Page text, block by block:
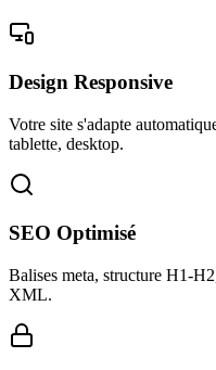
Design Responsive
Votre site s'adapte
tablette, desktop.
SEO Optimisé
Balises meta, structure H1-
XML.